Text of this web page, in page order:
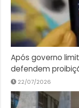
Após governo
defendem
22/07/2026